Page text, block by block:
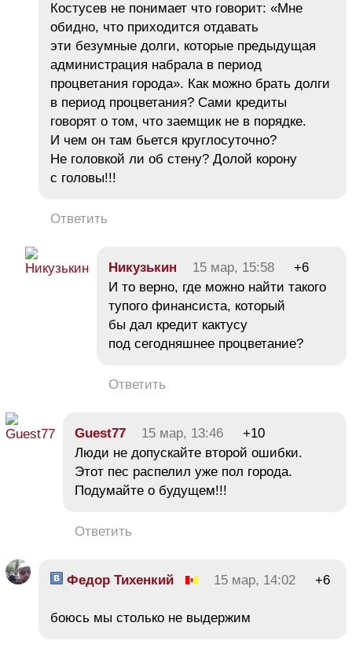
Костусев не понимает что говорит: «Мне
обидно, что приходится отдавать
эти безумные долги, которые предыдущая
администрация набрала в период
процветания города». Как можно брать долги
в период процветания? Сами кредиты
говорят о том, что заемщик не в порядке.
И чем он там бьется круглосуточно?
Не головкой ли об стену? Долой корону
с головы!!!
Ответить
Никузькин 15 мар, 15:58
+6
И то верно, где можно найти такого
тупого финансиста, который
бы дал кредит кактусу
под сегодняшнее процветание?
Ответить
Guest77 15 мар, 13:46
+10
Люди не допускайте второй ошибки.
Этот пес распелил уже пол города.
Подумайте о будущем!!!
Ответить
Федор Тихенкий 15 мар, 14:02 +6
боюсь мы столько не выдержим